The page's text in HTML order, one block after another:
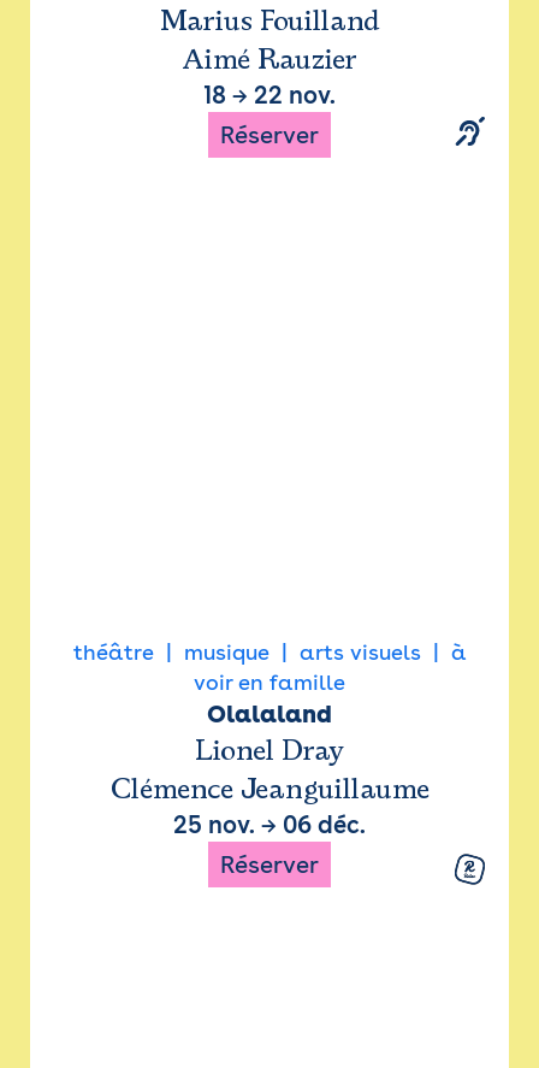
Marius Fouilland
Aimé Rauzier
18 → 22 nov.
Réserver
théâtre musique arts visuels
à
voir en famille
Olalaland
Lionel Dray
Clémence Jeanguillaume
25 nov. → 06 déc.
Réserver